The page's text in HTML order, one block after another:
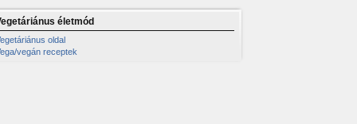
életmód
oldal
vegán receptek